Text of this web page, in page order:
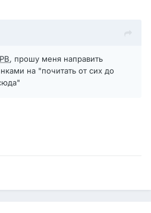
, прошу меня направить
на "почитать от сих до